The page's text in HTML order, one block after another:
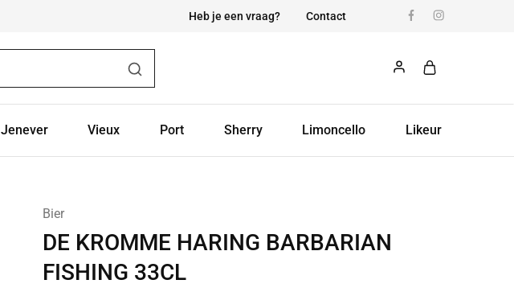
Heb je een vraag? Contact
Jenever Vieux Port Sherry Limoncello Likeur
Bier
DE KROMME HARING BARBARIAN
FISHING 33CL